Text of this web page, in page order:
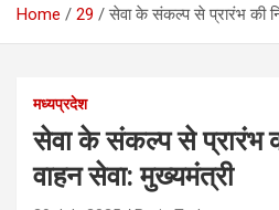
Home 29 सेवा के संकल्प से प्रारंभ की
मध्यप्रदेश
सेवा के संकल्प से प्रारंभ
वाहन सेवा: मुख्यमंत्री